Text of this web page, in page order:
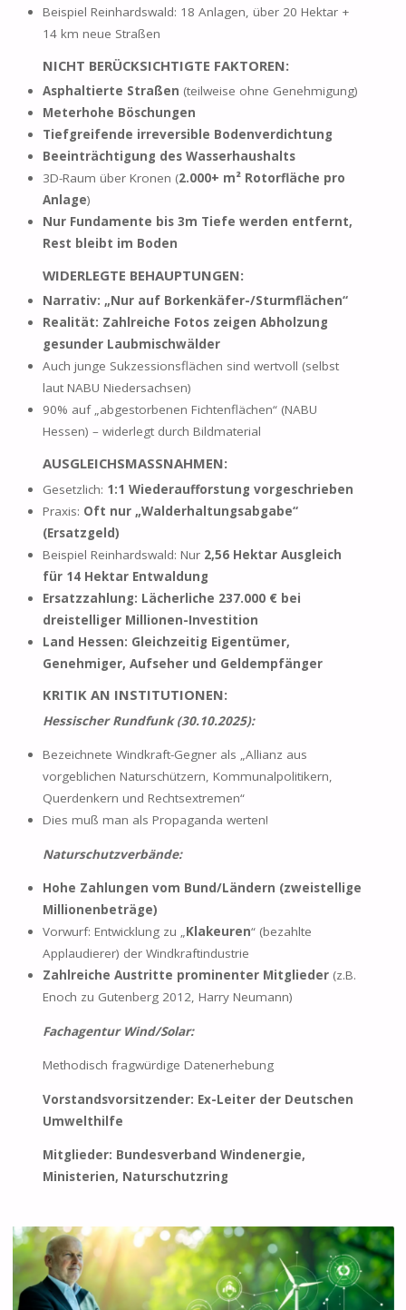
Beispiel Reinhardswald: 18 Anlagen, über 20 Hektar +
14 km neue Straßen
NICHT BERÜCKSICHTIGTE FAKTOREN:
Asphaltierte Straßen (teilweise ohne Genehmigung)
Meterhohe Böschungen
Tiefgreifende irreversible Bodenverdichtung
Beeinträchtigung des Wasserhaushalts
3D-Raum über Kronen (2.000+ m² Rotorfläche pro
Anlage)
Nur Fundamente bis 3m Tiefe werden entfernt,
Rest bleibt im Boden
WIDERLEGTE BEHAUPTUNGEN:
Narrativ: „Nur auf Borkenkäfer-/Sturmflächen“
Realität: Zahlreiche Fotos zeigen Abholzung
gesunder Laubmischwälder
Auch junge Sukzessionsflächen sind wertvoll (selbst
laut NABU Niedersachsen)
90% auf „abgestorbenen Fichtenflächen“ (NABU
Hessen) – widerlegt durch Bildmaterial
AUSGLEICHSMASSNAHMEN:
Gesetzlich: 1:1 Wiederaufforstung vorgeschrieben
Praxis: Oft nur „Walderhaltungsabgabe“
(Ersatzgeld)
Beispiel Reinhardswald: Nur 2,56 Hektar Ausgleich
für 14 Hektar Entwaldung
Ersatzzahlung: Lächerliche 237.000 € bei
dreistelliger Millionen-Investition
Land Hessen: Gleichzeitig Eigentümer,
Genehmiger, Aufseher und Geldempfänger
KRITIK AN INSTITUTIONEN:
Hessischer Rundfunk (30.10.2025):
Bezeichnete Windkraft-Gegner als „Allianz aus
vorgeblichen Naturschützern, Kommunalpolitikern,
Querdenkern und Rechtsextremen“
Dies muß man als Propaganda werten!
Naturschutzverbände:
Hohe Zahlungen vom Bund/Ländern (zweistellige
Millionenbeträge)
Vorwurf: Entwicklung zu „Klakeuren“ (bezahlte
Applaudierer) der Windkraftindustrie
Zahlreiche Austritte prominenter Mitglieder (z.B.
Enoch zu Gutenberg 2012, Harry Neumann)
Fachagentur Wind/Solar:
Methodisch fragwürdige Datenerhebung
Vorstandsvorsitzender: Ex-Leiter der Deutschen
Umwelthilfe
Mitglieder: Bundesverband Windenergie,
Ministerien, Naturschutzring